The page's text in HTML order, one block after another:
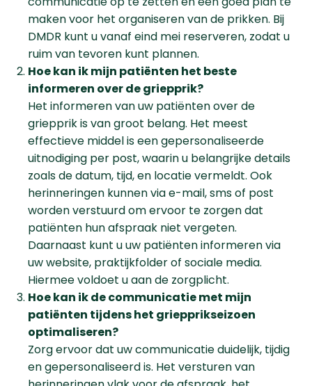
maken voor het organiseren van de prikken. Bij
DMDR kunt u vanaf eind mei reserveren, zodat u
ruim van tevoren kunt plannen.
Hoe kan ik mijn patiënten het beste
informeren over de griepprik?
Het informeren van uw patiënten over de
griepprik is van groot belang. Het meest
effectieve middel is een gepersonaliseerde
uitnodiging per post, waarin u belangrijke details
zoals de datum, tijd, en locatie vermeldt. Ook
herinneringen kunnen via e-mail, sms of post
worden verstuurd om ervoor te zorgen dat
patiënten hun afspraak niet vergeten.
Daarnaast kunt u uw patiënten informeren via
uw website, praktijkfolder of sociale media.
Hiermee voldoet u aan de zorgplicht.
Hoe kan ik de communicatie met mijn
patiënten tijdens het griepprikseizoen
optimaliseren?
Zorg ervoor dat uw communicatie duidelijk, tijdig
en gepersonaliseerd is. Het versturen van